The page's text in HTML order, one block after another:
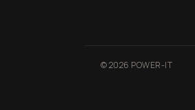
© 2026 POWER-IT